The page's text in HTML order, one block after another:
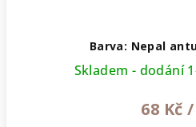
Barva: Nepal
Skladem - dodání
68 Kč /